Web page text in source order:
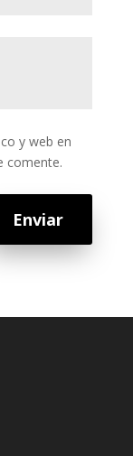
y web en
comente.
Enviar